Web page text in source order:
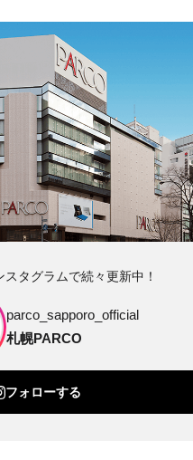
タグラムで続々更新中！
parco_sapporo_official
札幌PARCO
フォローする